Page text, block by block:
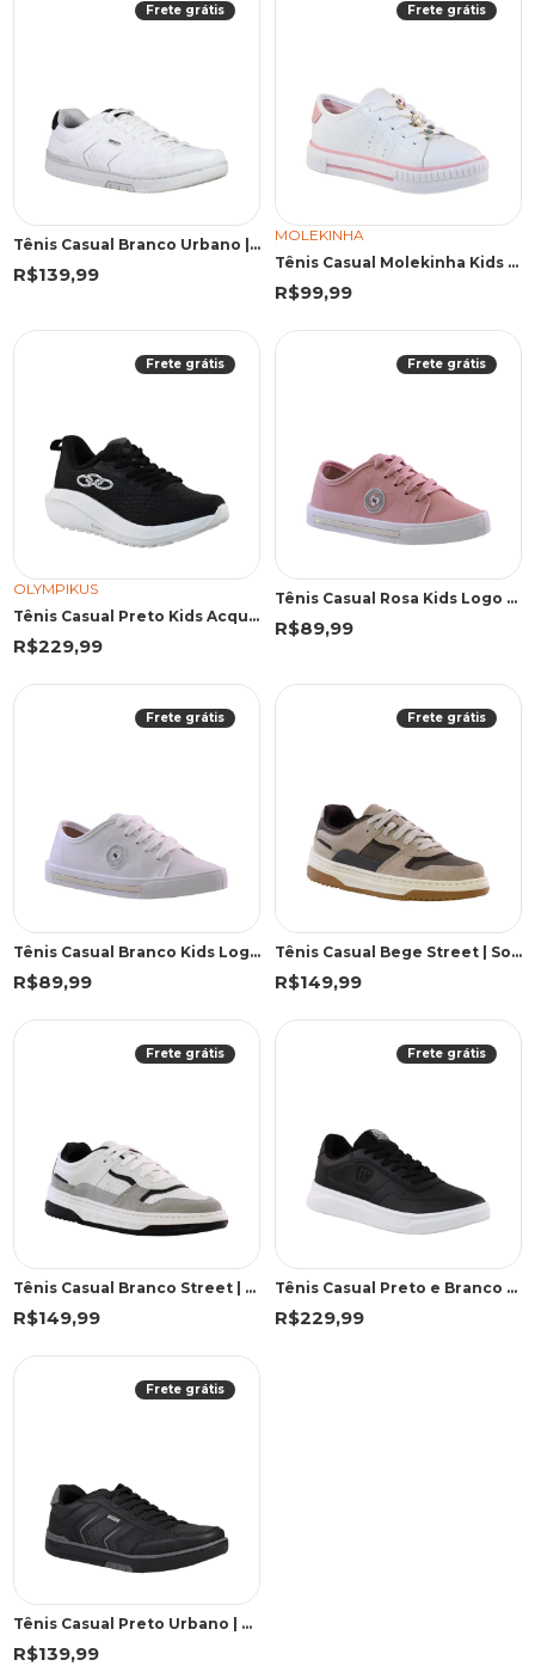
Frete grátis
Tênis Casual Branco Urbano | Sound
R$139,99
Frete grátis
MOLEKINHA
Tênis Casual Molekinha Kids Branco Tags
R$99,99
Frete grátis
OLYMPIKUS
Tênis Casual Preto Kids Acqua | Olympikus
R$229,99
Frete grátis
Tênis Casual Rosa Kids Logo Lateral | Molekinha
R$89,99
Frete grátis
Tênis Casual Branco Kids Logo Lateral | Molekinha
R$89,99
Frete grátis
Tênis Casual Bege Street | Sound
R$149,99
Frete grátis
Tênis Casual Branco Street | Sound
R$149,99
Frete grátis
Tênis Casual Preto e Branco Esportivo | West Coast
R$229,99
Frete grátis
Tênis Casual Preto Urbano | Sound
R$139,99